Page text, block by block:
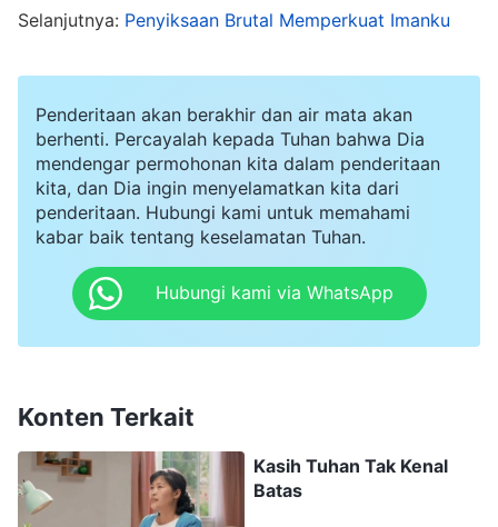
Partai dan mengikuti aturannya untuk mendapat
Partai. Bagaimana mungkin kami tak
menahanmu?" Aku balas kembali, "Kami hanya
membaca firman Tuhan Yang Mahakuasa dan
mewartakan Injil untuk menjadi saksi bagi Tuhan.
Kami sama sekali tak pernah terlibat dalam
politik. Bagaimana mungkin engkau berkata kami
melawan Partai? Tuhan Yang Mahakuasa
manusia, tetapi nasib suatu negara atau bangsa
dikendalikan oleh Tuhan. Tuhan mengendalikan
dunia ini dan seluruh alam semesta. Nasib
manusia dan rencana Tuhan sangat erat
Selanjutnya: Penyiksaan Brutal Memperkuat Imanku
Penderitaan akan berakhir dan air mata akan
berhenti. Percayalah kepada Tuhan bahwa Dia
mendengar permohonan kita dalam penderitaan
kita, dan Dia ingin menyelamatkan kita dari
penderitaan. Hubungi kami untuk memahami
kabar baik tentang keselamatan Tuhan.
Hubungi kami via WhatsApp
Konten Terkait
Kasih Tuhan Tak Kenal
Batas